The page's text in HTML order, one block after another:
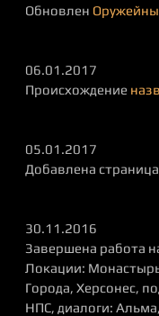
Обновлен
06.01.2017
Происхождение
05.01.2017
Добавлена страница
30.11.2016
Завершена работа
Локации:
Города, Херсонес,
НПС, диалоги: